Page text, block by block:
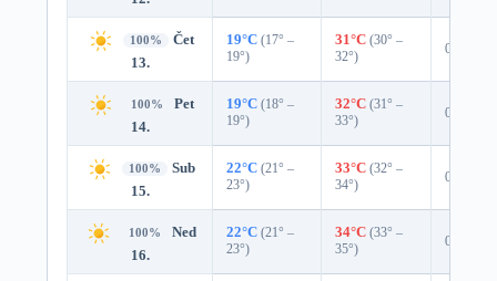
100%
Čet
13.
19°C (17° –
19°)
31°C (30° –
32°)
0%
100%
Pet
14.
19°C (18° –
19°)
32°C (31° –
33°)
0%
100%
Sub
15.
22°C (21° –
23°)
33°C (32° –
34°)
0%
100%
Ned
16.
22°C (21° –
23°)
34°C (33° –
35°)
0%